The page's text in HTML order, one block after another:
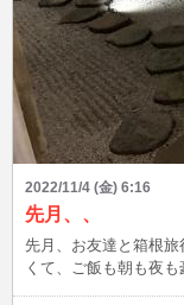
2022/11/4 (金) 6:16
先月、、
先月、お友達と箱根
くて、ご飯も朝も夜